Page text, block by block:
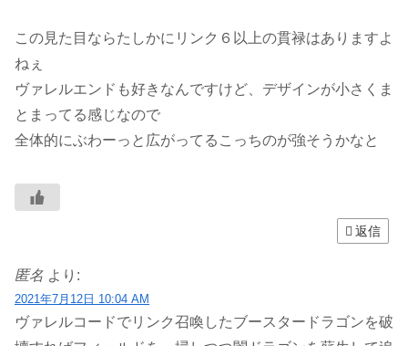
この見た目ならたしかにリンク６以上の貫禄はありますよ
ねぇ
ヴァレルエンドも好きなんですけど、デザインが小さくま
とまってる感じなので
全体的にぶわーっと広がってるこっちのが強そうかなと
返信
匿名 より:
2021年7月12日 10:04 AM
ヴァレルコードでリンク召喚したブースタードラゴンを破